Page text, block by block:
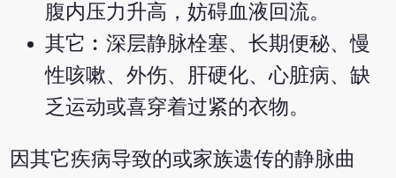
腹内压力升高，妨碍血液回流。
其它︰深层静脉栓塞、长期便秘、慢
性咳嗽、外伤、肝硬化、心脏病、缺
乏运动或喜穿着过紧的衣物。
因其它疾病导致的或家族遗传的静脉曲